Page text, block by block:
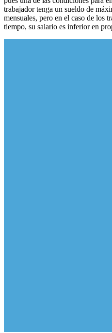
trabajador tenga un sueldo de
mensuales, pero en el caso de los
tiempo, su salario es inferior en